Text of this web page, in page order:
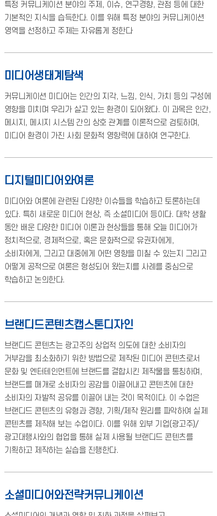
특정 커뮤니케이션 분야의 주제, 이슈, 연구경향, 관점 등에 대한
기본적인 지식을 습득한다. 이를 위해 특정 분야의 커뮤니케이션
영역을 선정하고 주제는 자유롭게 정한다
미디어생태계탐색
커뮤니케이션 미디어는 인간의 지각, 느낌, 인식, 가치 등의 구성에
영향을 미치며 우리가 살고 있는 환경이 되어왔다. 이 과목은 인간,
메시지, 메시지 시스템 간의 상호 관계를 이론적으로 검토하며,
미디어 환경이 가진 사회 문화적 영향력에 대하여 연구한다.
디지털미디어와여론
미디어와 여론에 관련된 다양한 이슈들을 학습하고 토론하는데
있다. 특히 새로운 미디어 현상, 즉 소셜미디어 등이다. 대학 생활
동안 배운 다양한 미디어 이론과 현상들을 통해 오늘 미디어가
정치적으로, 경제적으로, 혹은 문화적으로 유권자에게,
소비자에게, 그리고 대중에게 어떤 영향을 미칠 수 있는지 그리고
어떻게 공적으로 여론은 형성되어 왔는지를 사례를 중심으로
학습하고 논의한다.
브랜디드콘텐츠캡스톤디자인
브랜디드 콘텐츠는 광고주의 상업적 의도에 대한 소비자의
거부감을 최소화하기 위한 방법으로 제작된 미디어 콘텐츠로서
문화 및 엔터테인먼트에 브랜드를 결합시킨 제작물을 통칭하며,
브랜드를 매개로 소비자의 공감을 이끌어내고 콘텐츠에 대한
소비자의 자발적 공유를 이끌어 내는 것이 목적이다. 이 수업은
브랜디드 콘텐츠의 유형과 경향, 기획/제작 원리를 파악하여 실제
콘텐츠를 제작해 보는 수업이다. 이를 위해 외부 기업(광고주)/
광고대행사와의 협업을 통해 실제 사용될 브랜디드 콘텐츠를
기획하고 제작하는 실습을 진행한다.
소셜미디어와전략커뮤니케이션